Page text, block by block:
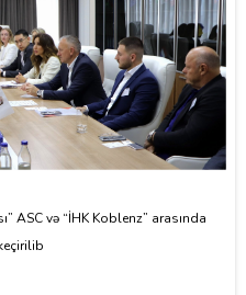
ASC və “İHK Koblenz” arasında